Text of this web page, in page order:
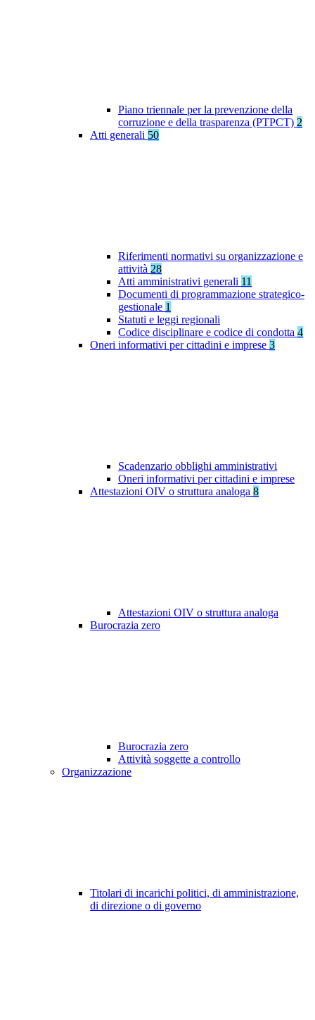
Piano triennale per la prevenzione della
corruzione e della trasparenza (PTPCT) 2
Atti generali 50
Riferimenti normativi su organizzazione e
attività 28
Atti amministrativi generali 11
Documenti di programmazione strategico-
gestionale 1
Statuti e leggi regionali
Codice disciplinare e codice di condotta 4
Oneri informativi per cittadini e imprese 3
Scadenzario obblighi amministrativi
Oneri informativi per cittadini e imprese
Attestazioni OIV o struttura analoga 8
Attestazioni OIV o struttura analoga
Burocrazia zero
Burocrazia zero
Attività soggette a controllo
Organizzazione
Titolari di incarichi politici, di amministrazione,
di direzione o di governo